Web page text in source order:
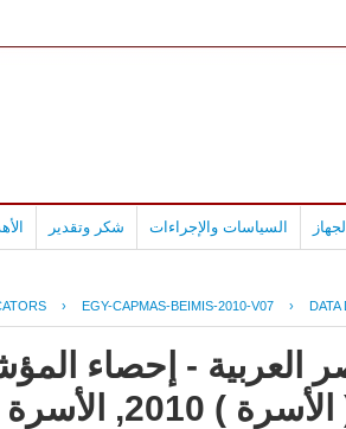
السياسات والإجراءات شكر وتقدير
› EGY-CAPMAS-BEIMIS-2010-V07 › DATA
العربية - إحصاء
شهر يناير 2010